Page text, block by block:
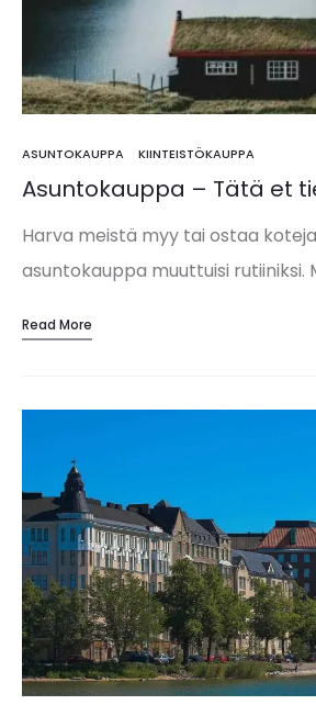
ASUNTOKAUPPA KIINTEISTÖKAUPPA
Asuntokauppa – Tätä et
Harva meistä myy tai ostaa
asuntokauppa muuttuisi rutiiniksi.
aina hyvin. Näin ei ikävä kyllä aina
Read More